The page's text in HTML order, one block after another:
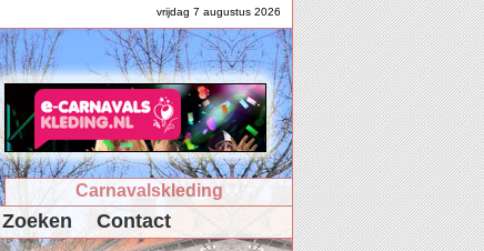
vrijdag 7 augustus 2026
Carnavalskleding
Zoeken Contact